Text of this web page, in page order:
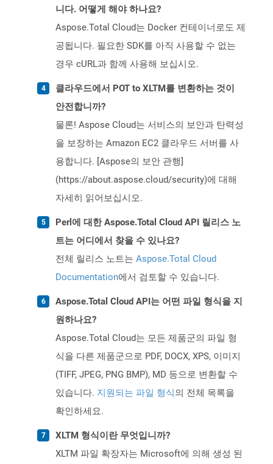
니다. 어떻게 해야 하나요?
Aspose.Total Cloud는 Docker 컨테이너로도 제
공됩니다. 필요한 SDK를 아직 사용할 수 없는
경우 cURL과 함께 사용해 보십시오.
클라우드에서 POT to XLTM를 변환하는 것이
안전합니까?
물론! Aspose Cloud는 서비스의 보안과 탄력성
을 보장하는 Amazon EC2 클라우드 서버를 사
용합니다. [Aspose의 보안 관행]
(https://about.aspose.cloud/security)에 대해
자세히 읽어보십시오.
Perl에 대한 Aspose.Total Cloud API 릴리스 노
트는 어디에서 찾을 수 있나요?
전체 릴리스 노트는 Aspose.Total Cloud
Documentation에서 검토할 수 있습니다.
Aspose.Total Cloud API는 어떤 파일 형식을 지
원하나요?
Aspose.Total Cloud는 모든 제품군의 파일 형
식을 다른 제품군으로 PDF, DOCX, XPS, 이미지
(TIFF, JPEG, PNG BMP), MD 등으로 변환할 수
있습니다. 지원되는 파일 형식의 전체 목록을
확인하세요.
XLTM 형식이란 무엇입니까?
XLTM 파일 확장자는 Microsoft에 의해 생성 된